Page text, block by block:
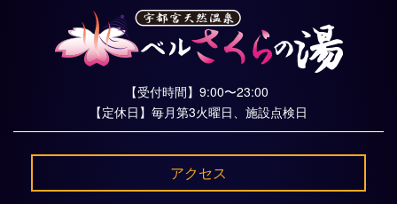
【受付時間】9:00〜23:00
【定休日】毎月第3火曜日、施設点検日
アクセス